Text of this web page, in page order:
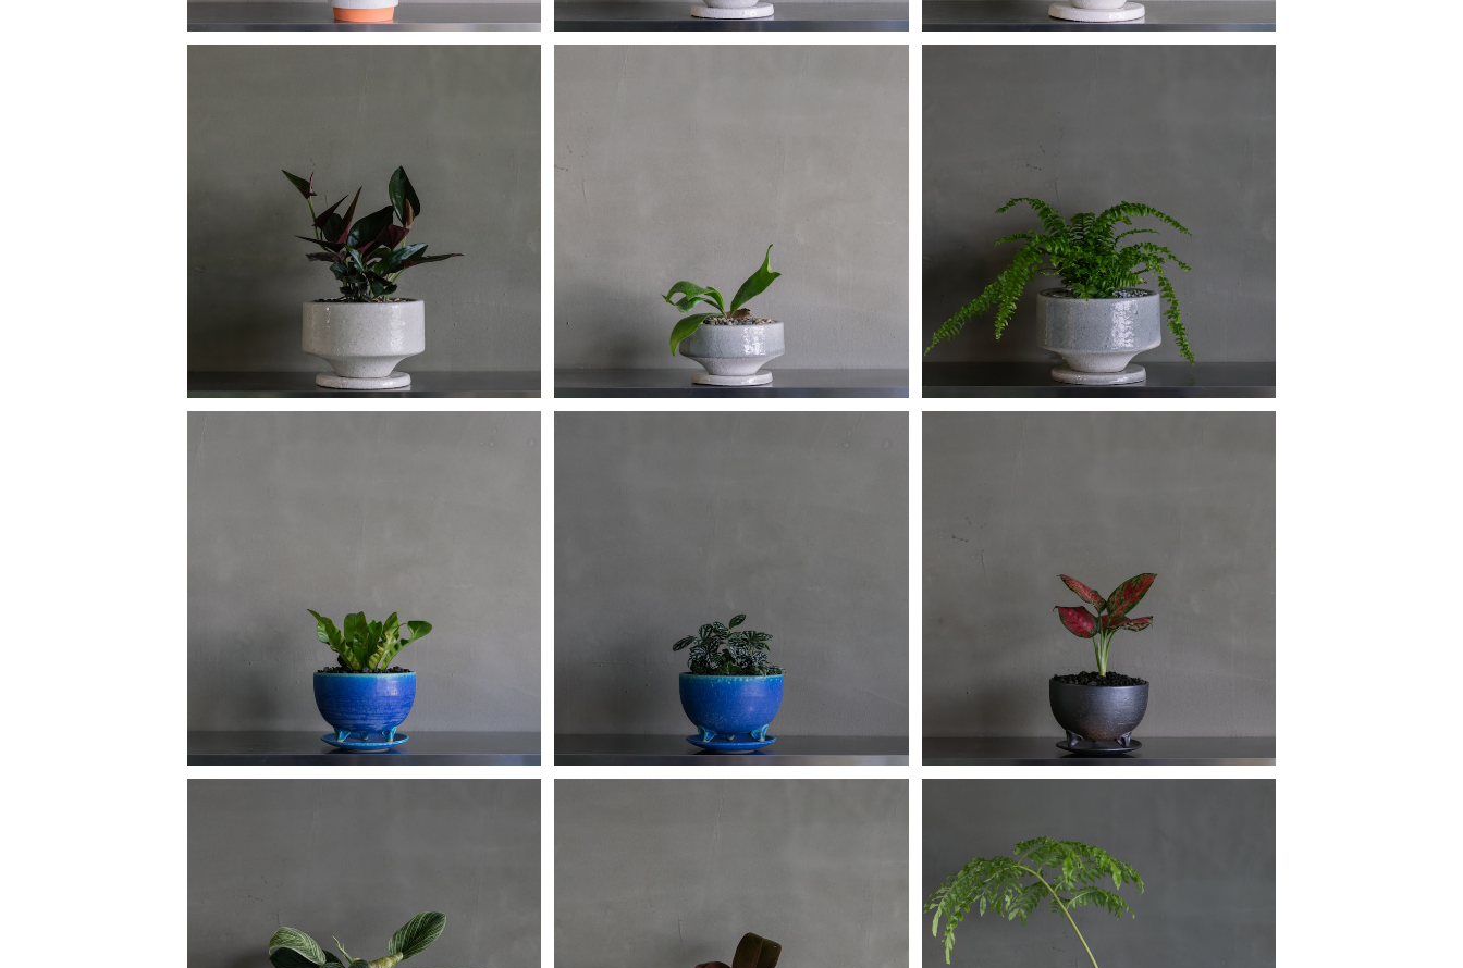
シンゴニウム チョコレート
¥4,830
ツデー
¥4,780
¥6,320
アグラオネマ ビューティ
¥6,890
フィロデンドロン バーキン
フィロデンドロン プリンスオブオレンジ
リュウビンタイ